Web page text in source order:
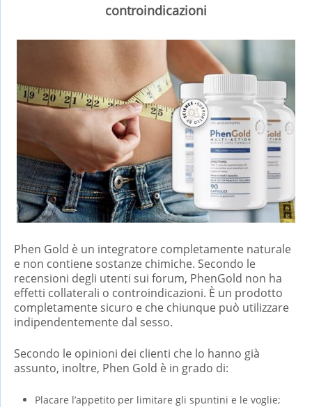
controindicazioni
Phen Gold è un integratore completamente naturale
e non contiene sostanze chimiche. Secondo le
recensioni degli utenti sui forum, PhenGold non ha
effetti collaterali o controindicazioni. È un prodotto
completamente sicuro e che chiunque può utilizzare
indipendentemente dal sesso.
Secondo le opinioni dei clienti che lo hanno già
assunto, inoltre, Phen Gold è in grado di:
Placare l’appetito per limitare gli spuntini e le voglie;